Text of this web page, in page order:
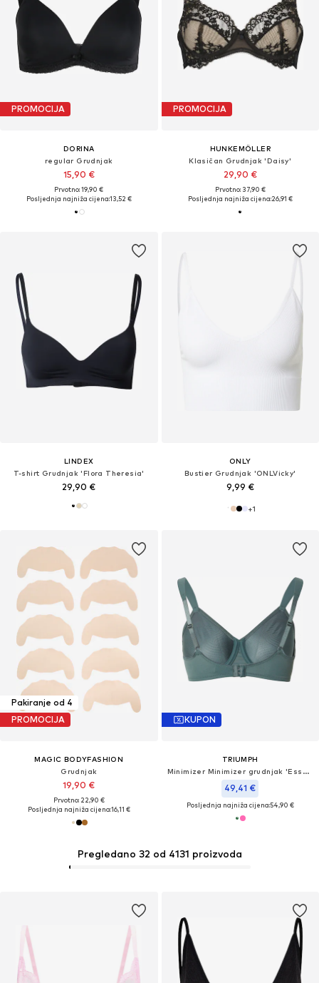
PROMOCIJA
DORINA
regular Grudnjak
15,90 €
Prvotno: 19,90 €
Posljednja najniža cijena:13,52 €
PROMOCIJA
HUNKEMÖLLER
Klasičan Grudnjak 'Daisy'
29,90 €
Prvotno: 37,90 €
Posljednja najniža cijena:26,91 €
LINDEX
T-shirt Grudnjak 'Flora Theresia'
29,90 €
ONLY
Bustier Grudnjak 'ONLVicky'
9,99 €
+1
Pakiranje od 4
PROMOCIJA
MAGIC BODYFASHION
Grudnjak
19,90 €
Prvotno: 22,90 €
Posljednja najniža cijena:16,11 €
KUPON
TRIUMPH
Minimizer Minimizer grudnjak 'Essential'
49,41 €
Posljednja najniža cijena:54,90 €
Pregledano 32 od 4131 proizvoda